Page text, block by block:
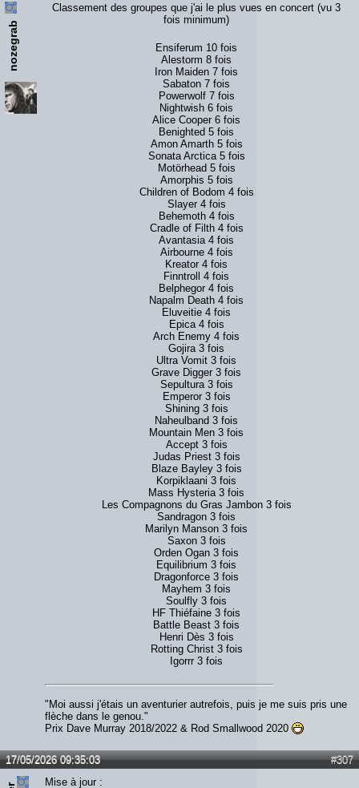
nozegrab
Classement des groupes que j'ai le plus vues en concert (vu 3
fois minimum)
Ensiferum 10 fois
Alestorm 8 fois
Iron Maiden 7 fois
Sabaton 7 fois
Powerwolf 7 fois
Nightwish 6 fois
Alice Cooper 6 fois
Benighted 5 fois
Amon Amarth 5 fois
Sonata Arctica 5 fois
Motörhead 5 fois
Amorphis 5 fois
Children of Bodom 4 fois
Slayer 4 fois
Behemoth 4 fois
Cradle of Filth 4 fois
Avantasia 4 fois
Airbourne 4 fois
Kreator 4 fois
Finntroll 4 fois
Belphegor 4 fois
Napalm Death 4 fois
Eluveitie 4 fois
Epica 4 fois
Arch Enemy 4 fois
Gojira 3 fois
Ultra Vomit 3 fois
Grave Digger 3 fois
Sepultura 3 fois
Emperor 3 fois
Shining 3 fois
Naheulband 3 fois
Mountain Men 3 fois
Accept 3 fois
Judas Priest 3 fois
Blaze Bayley 3 fois
Korpiklaani 3 fois
Mass Hysteria 3 fois
Les Compagnons du Gras Jambon 3 fois
Sandragon 3 fois
Marilyn Manson 3 fois
Saxon 3 fois
Orden Ogan 3 fois
Equilibrium 3 fois
Dragonforce 3 fois
Mayhem 3 fois
Soulfly 3 fois
HF Thiéfaine 3 fois
Battle Beast 3 fois
Henri Dès 3 fois
Rotting Christ 3 fois
Igorrr 3 fois
"Moi aussi j'étais un aventurier autrefois, puis je me suis pris une
flèche dans le genou."
Prix Dave Murray 2018/2022 & Rod Smallwood 2020
#307
17/05/2026 09:35:03
Mise à jour :